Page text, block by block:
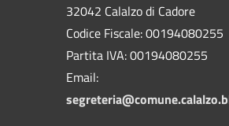
32042 Calalzo di Cadore
Codice Fiscale: 00194080255
Partita IVA: 00194080255
Email: